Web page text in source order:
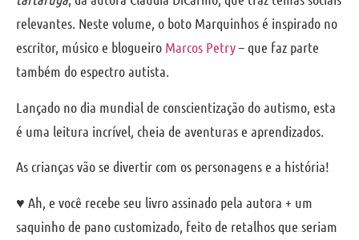
relevantes. Neste volume, o boto Marquinhos é inspirado no
escritor, músico e blogueiro Marcos Petry– que faz parte
também do espectro autista.
Lançado no dia mundial de conscientização do autismo, esta
é uma leitura incrível, cheia de aventuras e aprendizados.
As crianças vão se divertir com os personagens e a história!
♥ Ah, e você recebe seu livro assinado pela autora + um
saquinho de pano customizado, feito de retalhos que seriam